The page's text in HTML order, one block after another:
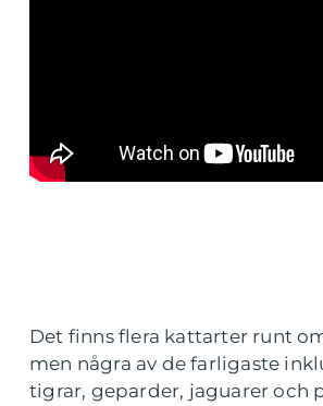
Det finns flera kattarter runt
men några av de farligaste
tigrar, geparder, jaguarer och